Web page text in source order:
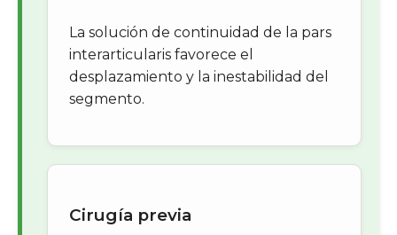
La solución de continuidad de la pars
interarticularis favorece el
desplazamiento y la inestabilidad del
segmento.
Cirugía previa